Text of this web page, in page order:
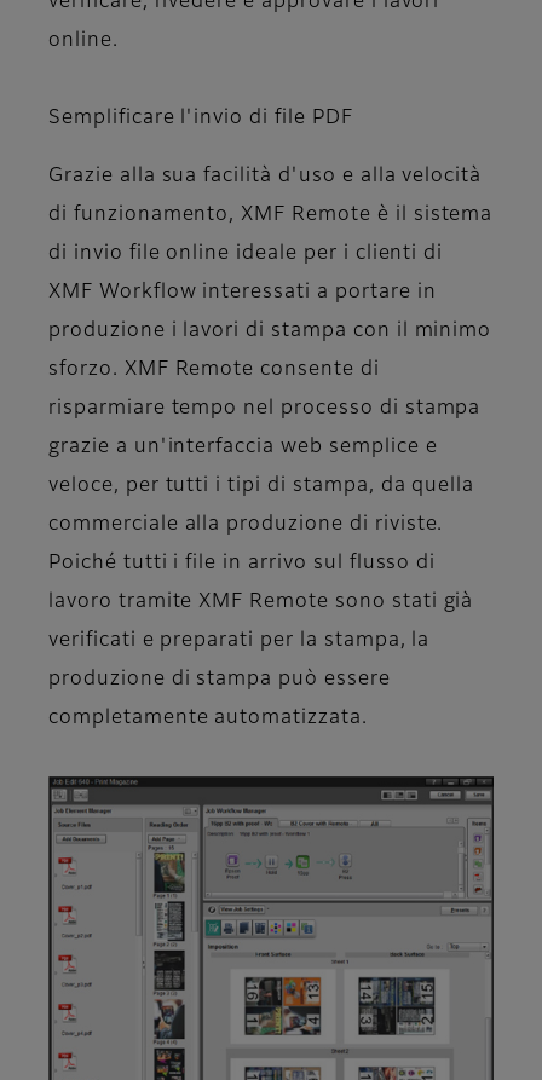
online.
Semplificare l'invio di file PDF
Grazie alla sua facilità d'uso e alla velocità
di funzionamento, XMF Remote è il sistema
di invio file online ideale per i clienti di
XMF Workflow interessati a portare in
produzione i lavori di stampa con il minimo
sforzo. XMF Remote consente di
risparmiare tempo nel processo di stampa
grazie a un'interfaccia web semplice e
veloce, per tutti i tipi di stampa, da quella
commerciale alla produzione di riviste.
Poiché tutti i file in arrivo sul flusso di
lavoro tramite XMF Remote sono stati già
verificati e preparati per la stampa, la
produzione di stampa può essere
completamente automatizzata.